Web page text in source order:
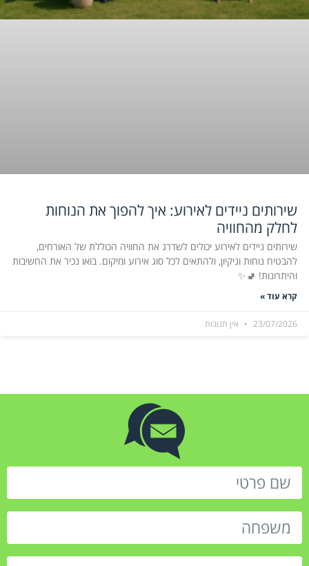
שירותים ניידים לאירוע: איך להפוך את הנוחות
לחלק מהחוויה
שירותים ניידים לאירוע יכולים לשדרג את החוויה הכוללת של האורחים,
להבטיח נוחות וניקיון, ולהתאים לכל סוג אירוע ומיקום. בואו נכיר את החשיבות
והיתרונות! 🚽✨
קרא עוד »
23/07/2026 אין תגובות